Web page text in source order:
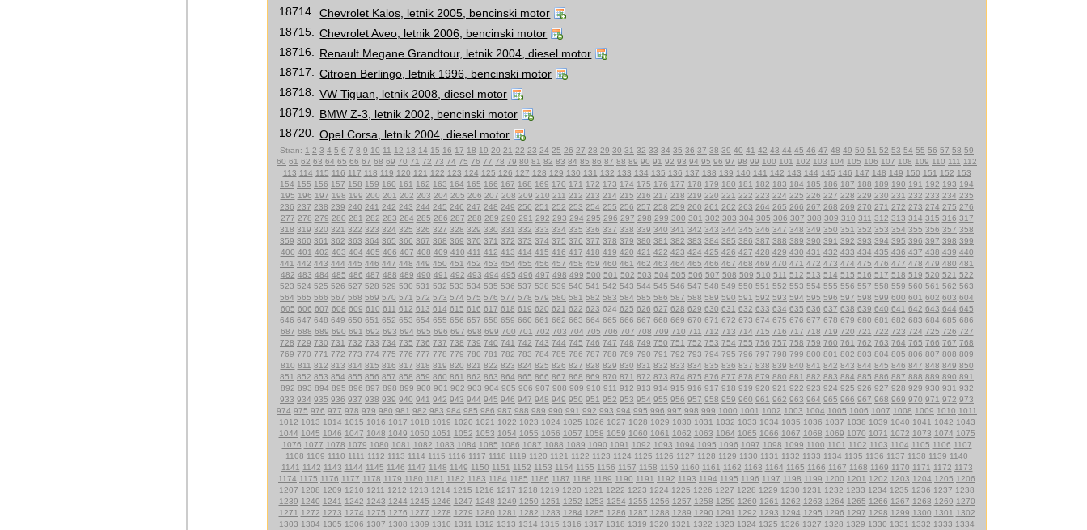
18714.
Chevrolet Kalos, letnik 2005, bencinski motor
18715.
Chevrolet Aveo, letnik 2006, bencinski motor
18716.
Renault Megane Grandtour, letnik 2004, diesel motor
18717.
Citroen Berlingo, letnik 1996, bencinski motor
18718.
VW Tiguan, letnik 2008, diesel motor
18719.
BMW Z-3, letnik 2002, bencinski motor
18720.
Opel Corsa, letnik 2004, diesel motor
Stran: 1 2 3 4 5 6 7 8 9 10 11 12 13 14 15 16 17 18 19 20 21 22 23 24 25 26 27 28 29 30 31 32 33 34 35 36 37 38 39 40 41 42 43 44 45 46 47 48 49 50 51 52 53 54 55 56 57 58 59
60 61 62 63 64 65 66 67 68 69 70 71 72 73 74 75 76 77 78 79 80 81 82 83 84 85 86 87 88 89 90 91 92 93 94 95 96 97 98 99 100 101 102 103 104 105 106 107 108 109 110 111 112
113 114 115 116 117 118 119 120 121 122 123 124 125 126 127 128 129 130 131 132 133 134 135 136 137 138 139 140 141 142 143 144 145 146 147 148 149 150 151 152 153
154 155 156 157 158 159 160 161 162 163 164 165 166 167 168 169 170 171 172 173 174 175 176 177 178 179 180 181 182 183 184 185 186 187 188 189 190 191 192 193 194
195 196 197 198 199 200 201 202 203 204 205 206 207 208 209 210 211 212 213 214 215 216 217 218 219 220 221 222 223 224 225 226 227 228 229 230 231 232 233 234 235
236 237 238 239 240 241 242 243 244 245 246 247 248 249 250 251 252 253 254 255 256 257 258 259 260 261 262 263 264 265 266 267 268 269 270 271 272 273 274 275 276
277 278 279 280 281 282 283 284 285 286 287 288 289 290 291 292 293 294 295 296 297 298 299 300 301 302 303 304 305 306 307 308 309 310 311 312 313 314 315 316 317
318 319 320 321 322 323 324 325 326 327 328 329 330 331 332 333 334 335 336 337 338 339 340 341 342 343 344 345 346 347 348 349 350 351 352 353 354 355 356 357 358
359 360 361 362 363 364 365 366 367 368 369 370 371 372 373 374 375 376 377 378 379 380 381 382 383 384 385 386 387 388 389 390 391 392 393 394 395 396 397 398 399
400 401 402 403 404 405 406 407 408 409 410 411 412 413 414 415 416 417 418 419 420 421 422 423 424 425 426 427 428 429 430 431 432 433 434 435 436 437 438 439 440
441 442 443 444 445 446 447 448 449 450 451 452 453 454 455 456 457 458 459 460 461 462 463 464 465 466 467 468 469 470 471 472 473 474 475 476 477 478 479 480 481
482 483 484 485 486 487 488 489 490 491 492 493 494 495 496 497 498 499 500 501 502 503 504 505 506 507 508 509 510 511 512 513 514 515 516 517 518 519 520 521 522
523 524 525 526 527 528 529 530 531 532 533 534 535 536 537 538 539 540 541 542 543 544 545 546 547 548 549 550 551 552 553 554 555 556 557 558 559 560 561 562 563
564 565 566 567 568 569 570 571 572 573 574 575 576 577 578 579 580 581 582 583 584 585 586 587 588 589 590 591 592 593 594 595 596 597 598 599 600 601 602 603 604
605 606 607 608 609 610 611 612 613 614 615 616 617 618 619 620 621 622 623 624 625 626 627 628 629 630 631 632 633 634 635 636 637 638 639 640 641 642 643 644 645
646 647 648 649 650 651 652 653 654 655 656 657 658 659 660 661 662 663 664 665 666 667 668 669 670 671 672 673 674 675 676 677 678 679 680 681 682 683 684 685 686
687 688 689 690 691 692 693 694 695 696 697 698 699 700 701 702 703 704 705 706 707 708 709 710 711 712 713 714 715 716 717 718 719 720 721 722 723 724 725 726 727
728 729 730 731 732 733 734 735 736 737 738 739 740 741 742 743 744 745 746 747 748 749 750 751 752 753 754 755 756 757 758 759 760 761 762 763 764 765 766 767 768
769 770 771 772 773 774 775 776 777 778 779 780 781 782 783 784 785 786 787 788 789 790 791 792 793 794 795 796 797 798 799 800 801 802 803 804 805 806 807 808 809
810 811 812 813 814 815 816 817 818 819 820 821 822 823 824 825 826 827 828 829 830 831 832 833 834 835 836 837 838 839 840 841 842 843 844 845 846 847 848 849 850
851 852 853 854 855 856 857 858 859 860 861 862 863 864 865 866 867 868 869 870 871 872 873 874 875 876 877 878 879 880 881 882 883 884 885 886 887 888 889 890 891
892 893 894 895 896 897 898 899 900 901 902 903 904 905 906 907 908 909 910 911 912 913 914 915 916 917 918 919 920 921 922 923 924 925 926 927 928 929 930 931 932
933 934 935 936 937 938 939 940 941 942 943 944 945 946 947 948 949 950 951 952 953 954 955 956 957 958 959 960 961 962 963 964 965 966 967 968 969 970 971 972 973
974 975 976 977 978 979 980 981 982 983 984 985 986 987 988 989 990 991 992 993 994 995 996 997 998 999 1000 1001 1002 1003 1004 1005 1006 1007 1008 1009 1010 1011
1012 1013 1014 1015 1016 1017 1018 1019 1020 1021 1022 1023 1024 1025 1026 1027 1028 1029 1030 1031 1032 1033 1034 1035 1036 1037 1038 1039 1040 1041 1042 1043
1044 1045 1046 1047 1048 1049 1050 1051 1052 1053 1054 1055 1056 1057 1058 1059 1060 1061 1062 1063 1064 1065 1066 1067 1068 1069 1070 1071 1072 1073 1074 1075
1076 1077 1078 1079 1080 1081 1082 1083 1084 1085 1086 1087 1088 1089 1090 1091 1092 1093 1094 1095 1096 1097 1098 1099 1100 1101 1102 1103 1104 1105 1106 1107
1108 1109 1110 1111 1112 1113 1114 1115 1116 1117 1118 1119 1120 1121 1122 1123 1124 1125 1126 1127 1128 1129 1130 1131 1132 1133 1134 1135 1136 1137 1138 1139 1140
1141 1142 1143 1144 1145 1146 1147 1148 1149 1150 1151 1152 1153 1154 1155 1156 1157 1158 1159 1160 1161 1162 1163 1164 1165 1166 1167 1168 1169 1170 1171 1172 1173
1174 1175 1176 1177 1178 1179 1180 1181 1182 1183 1184 1185 1186 1187 1188 1189 1190 1191 1192 1193 1194 1195 1196 1197 1198 1199 1200 1201 1202 1203 1204 1205 1206
1207 1208 1209 1210 1211 1212 1213 1214 1215 1216 1217 1218 1219 1220 1221 1222 1223 1224 1225 1226 1227 1228 1229 1230 1231 1232 1233 1234 1235 1236 1237 1238
1239 1240 1241 1242 1243 1244 1245 1246 1247 1248 1249 1250 1251 1252 1253 1254 1255 1256 1257 1258 1259 1260 1261 1262 1263 1264 1265 1266 1267 1268 1269 1270
1271 1272 1273 1274 1275 1276 1277 1278 1279 1280 1281 1282 1283 1284 1285 1286 1287 1288 1289 1290 1291 1292 1293 1294 1295 1296 1297 1298 1299 1300 1301 1302
1303 1304 1305 1306 1307 1308 1309 1310 1311 1312 1313 1314 1315 1316 1317 1318 1319 1320 1321 1322 1323 1324 1325 1326 1327 1328 1329 1330 1331 1332 1333 1334